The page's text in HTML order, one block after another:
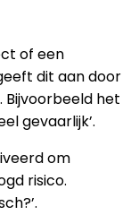
of een
dit aan door
Bijvoorbeeld het
gevaarlijk’.
om
risico.